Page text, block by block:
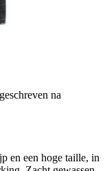
na
en een hoge taille, in